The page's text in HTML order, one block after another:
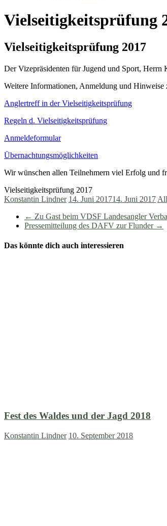
Vielseitigkeitsprüfung
Vielseitigkeitsprüfung 2017
Der Vizepräsidenten für Jugend und Sport,
Weitere Informationen, Anmeldung und
Anglertreff in der Vielseitigkeitsprüfung
Regeln d. Vielseitigkeitsprüfung
Anmeldeformular
Übernachtungsmöglichkeiten
Wir wünschen allen Teilnehmern viel Erfolg und
Vielseitigkeitsprüfung 2017
Konstantin Lindner 14. Juni 201714. Juni 2017
← Zu Gast beim VDSF Landesangler
Pressemitteilung des DAFV zur Flunder →
Das könnte dich auch interessieren
Fest des Waldes und der Jagd 2018
Konstantin Lindner 10. September 2018